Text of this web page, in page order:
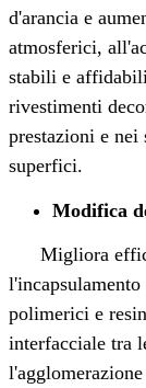
d'arancia e
atmosferici,
stabili e
rivestimenti
prestazioni e
superfici.
Modifica
Migliora
polimerici e
interfacciale tra